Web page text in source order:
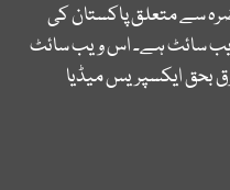
سے متعلق پاکستان کی
سائٹ ہے۔ اس ویب سائٹ
بحق ایکسپریس میڈیا